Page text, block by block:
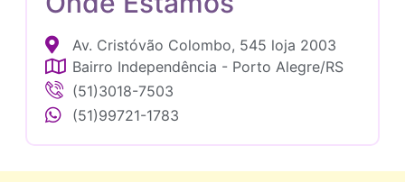
Av. Cristóvão Colombo, 545 loja 2003
Bairro Independência - Porto Alegre/RS
(51)3018-7503
(51)99721-1783